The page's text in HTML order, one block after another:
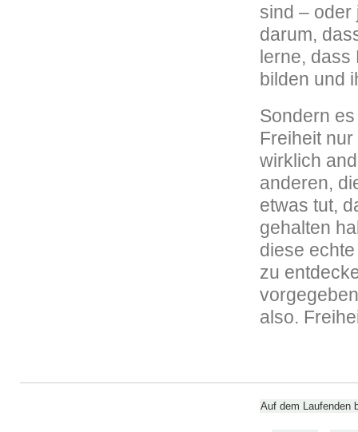
sind – oder
darum,
lerne, dass
bilden und
Sondern
Freiheit
wirklich
anderen,
etwas tut,
gehalten
diese
zu
also.
Auf dem Laufenden